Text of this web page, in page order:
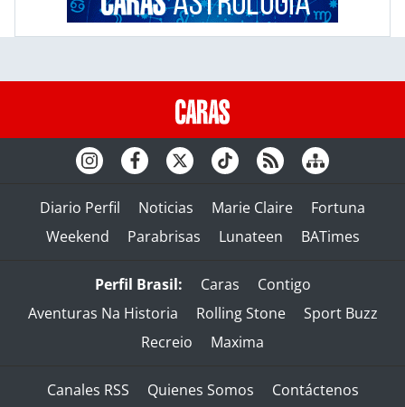
Diario Perfil Noticias Marie Claire
Fortuna
Weekend
Parabrisas Lunateen BATimes
Perfil Brasil: Caras
Contigo
Aventuras Na Historia
Rolling Stone
Sport Buzz
Recreio
Maxima
Canales RSS Quienes Somos Contáctenos